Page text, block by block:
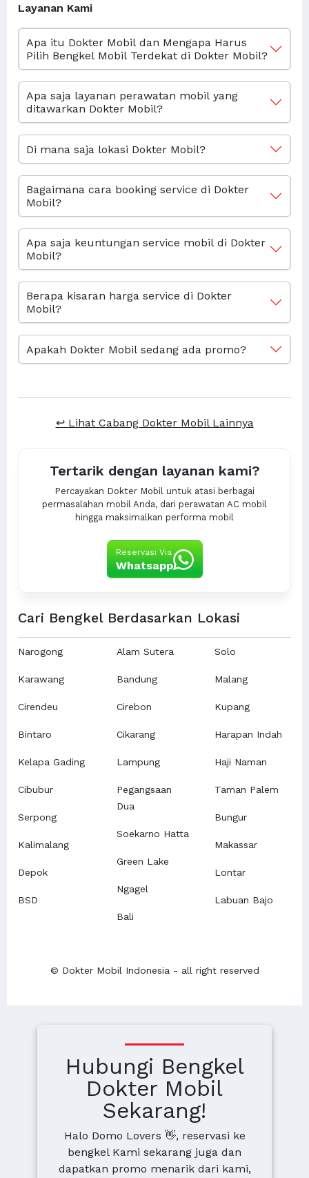
Layanan Kami
Apa itu Dokter Mobil dan Mengapa Harus
Pilih Bengkel Mobil Terdekat di Dokter Mobil?
Apa saja layanan perawatan mobil yang
ditawarkan Dokter Mobil?
Di mana saja lokasi Dokter Mobil?
Bagaimana cara booking service di Dokter
Mobil?
Apa saja keuntungan service mobil di Dokter
Mobil?
Berapa kisaran harga service di Dokter
Mobil?
Apakah Dokter Mobil sedang ada promo?
↩ Lihat Cabang Dokter Mobil Lainnya
Tertarik dengan layanan kami?
Percayakan Dokter Mobil untuk atasi berbagai
permasalahan mobil Anda, dari perawatan AC mobil
hingga maksimalkan performa mobil
Reservasi Via
Whatsapp
Cari Bengkel Berdasarkan Lokasi
Narogong
Karawang
Cirendeu
Bintaro
Kelapa Gading
Cibubur
Serpong
Kalimalang
Depok
BSD
Alam Sutera
Bandung
Cirebon
Cikarang
Lampung
Pegangsaan
Dua
Soekarno Hatta
Green Lake
Ngagel
Bali
Solo
Malang
Kupang
Harapan Indah
Haji Naman
Taman Palem
Bungur
Makassar
Lontar
Labuan Bajo
© Dokter Mobil Indonesia - all right reserved
Hubungi Bengkel
Dokter Mobil
Sekarang!
Halo Domo Lovers 👋, reservasi ke
bengkel Kami sekarang juga dan
dapatkan promo menarik dari kami,